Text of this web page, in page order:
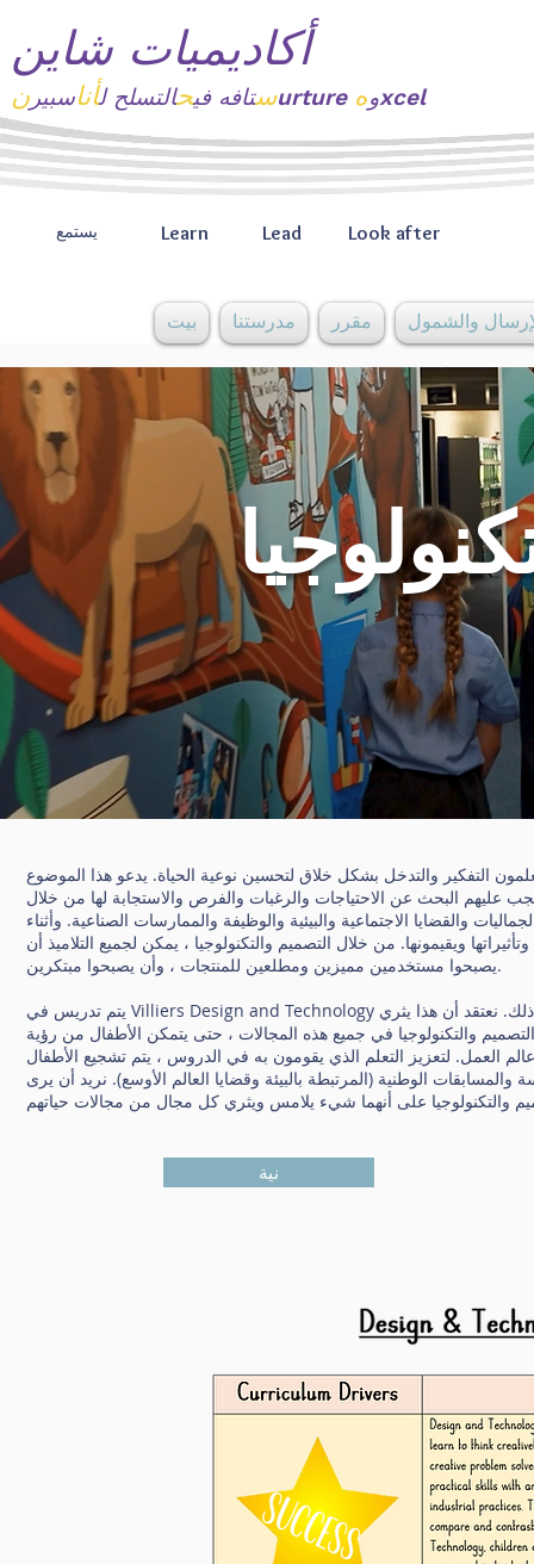
أكاديميات شاين
ستافه فيحالتسلح لأناسبير ن urture وه xcel
يستمع Learn Lead Look after
بيت مدرستنا مقرر والشمول
التفكير والتدخل بشكل خلاق لتحسين نوعية الحياة. يدعو هذا الموضوع
عليهم البحث عن الاحتياجات والرغبات والفرص والاستجابة لها من خلال
والقضايا الاجتماعية والبيئية والوظيفة والممارسات الصناعية. وأثناء
ويقيمونها. من خلال التصميم والتكنولوجيا ، يمكن لجميع التلاميذ أن
يصبحوا مستخدمين مميزين ومطلعين للمنتجات ، وأن يصبحوا مبتكرين.
يتم تدريس في Villiers Design and Technology من خلال منهج إبداعي ، جنبًا إلى جنب مع التاريخ والجغرافيا والفن والتصميم ، حيثما أمكن ذلك. نعتقد أن هذا يثري
والتكنولوجيا في جميع هذه المجالات ، حتى يتمكن الأطفال من رؤية
العمل. لتعزيز التعلم الذي يقومون به في الدروس ، يتم تشجيع الأطفال
الوطنية (المرتبطة بالبيئة وقضايا العالم الأوسع). نريد أن يرى
نية